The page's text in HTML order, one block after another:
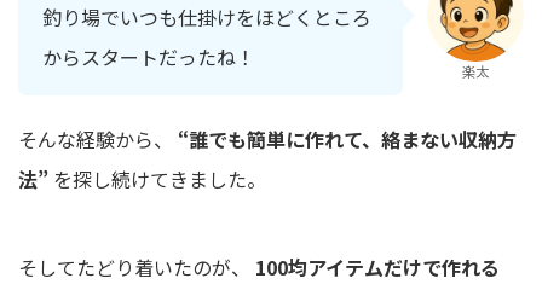
釣り場でいつも仕掛けをほどくところ
からスタートだったね！
楽太
そんな経験から、 “誰でも簡単に作れて、絡まない収納方
法” を探し続けてきました。
そしてたどり着いたのが、 100均アイテムだけで作れる